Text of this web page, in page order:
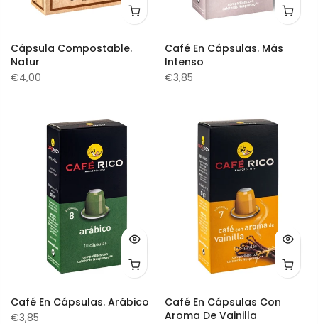
Cápsula Compostable.
Natur
€4,00
Café En Cápsulas. Más
Intenso
€3,85
Café En Cápsulas. Arábico
€3,85
Café En Cápsulas Con
Aroma De Vainilla